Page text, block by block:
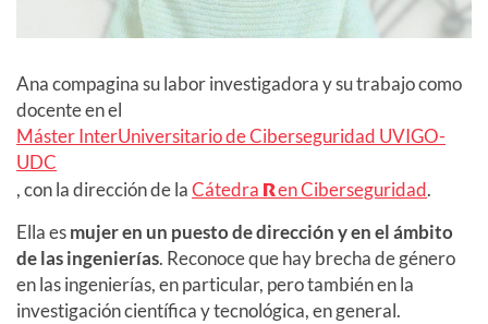
Ana compagina su labor investigadora y su trabajo como
docente en el
Máster InterUniversitario de Ciberseguridad UVIGO-
UDC
, con la dirección de laCátedra Ren Ciberseguridad.
Ella esmujer en un puesto de dirección y en el ámbito
de las ingenierías. Reconoce que hay brecha de género
en las ingenierías, en particular, pero también en la
investigación científica y tecnológica, en general.